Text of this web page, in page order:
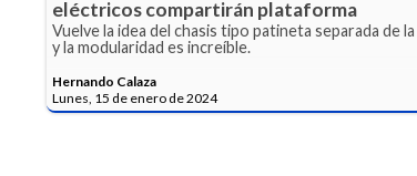
eléctricos compartirán plataforma
Vuelve la idea del chasis tipo patineta separada de
y la modularidad es increíble.
Hernando Calaza
Lunes, 15 de enero de 2024